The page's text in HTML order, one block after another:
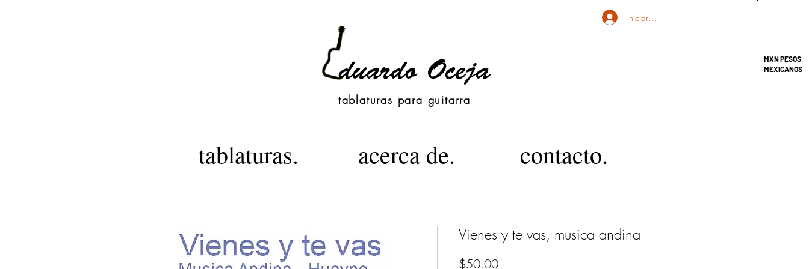
MXN PESOS
MEXICANOS
Iniciar sesión
tablaturas para guitarra
tablaturas. acerca de. contacto.
Vienes y te vas, musica andina
$50.00Precio